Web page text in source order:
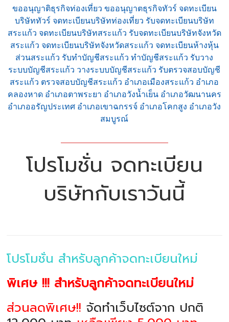
ขออนุญาติธุรกิจท่องเที่ยว ขออนุญาตธุรกิจทัวร์ จดทะเบียน
บริษัททัวร์ จดทะเบียนบริษัทท่องเที่ยว รับจดทะเบียนบริษัท
สระแก้ว จดทะเบียนบริษัทสระแก้ว รับจดทะเบียนบริษัทจังหวัด
สระแก้ว จดทะเบียนบริษัทจังหวัดสระแก้ว จดทะเบียนห้างหุ้น
ส่วนสระแก้ว รับทำบัญชีสระแก้ว ทำบัญชีสระแก้ว รับวาง
ระบบบัญชีสระแก้ว วางระบบบัญชีสระแก้ว รับตรวจสอบบัญชี
สระแก้ว ตรวจสอบบัญชีสระแก้ว อำเภอเมืองสระแก้ว อำเภอ
คลองหาด อำเภอตาพระยา อำเภอวังน้ำเย็น อำเภอวัฒนานคร
อำเภออรัญประเทศ อำเภอเขาฉกรรจ์ อำเภอโคกสูง อำเภอวัง
สมบูรณ์
โปรโมชั่น จดทะเบียน
บริษัทกับเราวันนี้
โปรโมชั่น สำหรับลูกค้าจดทะเบียนใหม่
พิเศษ !!! สำหรับลูกค้าจดทะเบียนใหม่
ส่วนลดพิเศษ!! จัดทำเว็บไซต์จาก ปกติ